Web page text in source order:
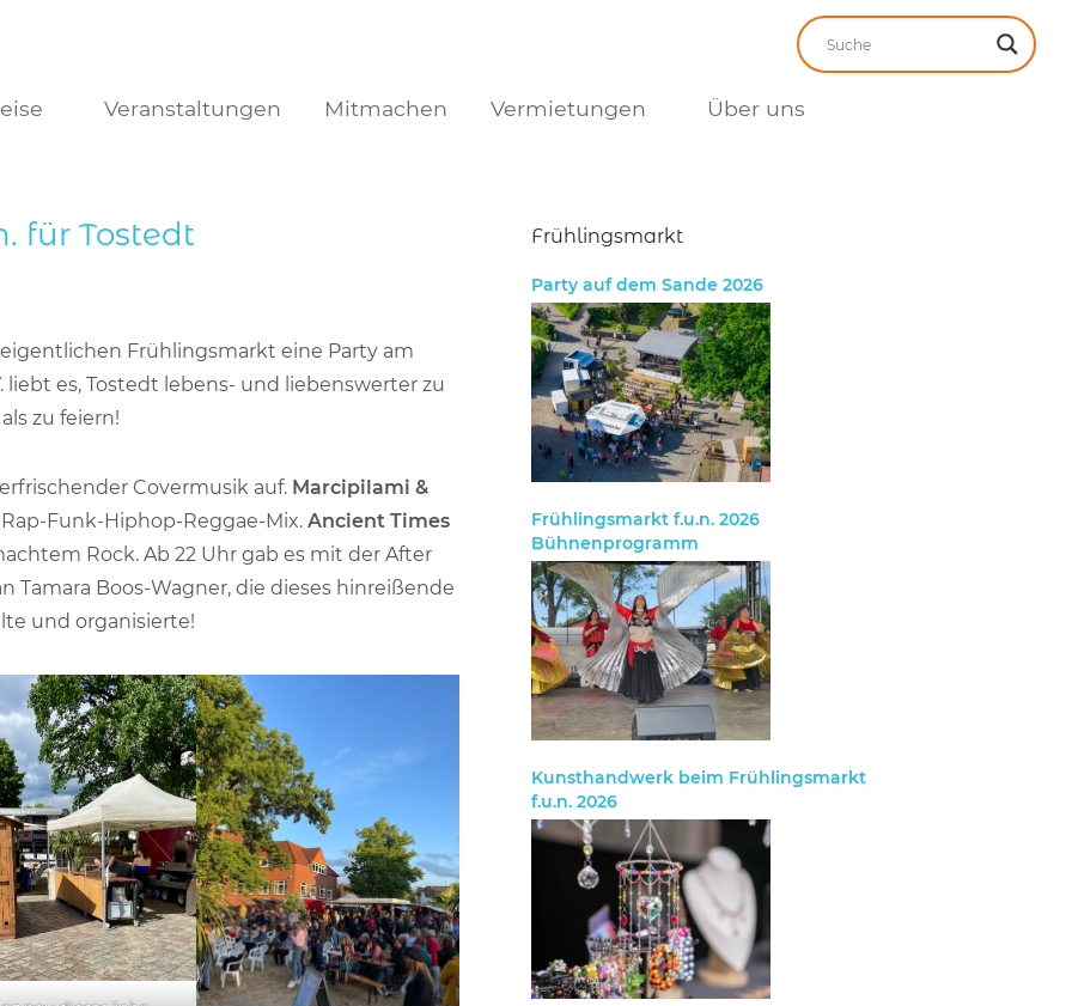
Veranstaltungen Mitmachen Vermietungen Über uns
für Tostedt
Frühlingsmarkt eine Party am
liebt es, Tostedt lebens- und liebenswerter zu
zu feiern!
Covermusik auf. Marcipilami &
Funk-Hiphop-Reggae-Mix. Ancient Times
Rock. Ab 22 Uhr gab es mit der After
Tamara Boos-Wagner, die dieses hinreißende
und organisierte!
Frühlingsmarkt
Party auf dem Sande 2026
Frühlingsmarkt f.u.n. 2026
Bühnenprogramm
Kunsthandwerk beim Frühlingsmarkt
f.u.n. 2026